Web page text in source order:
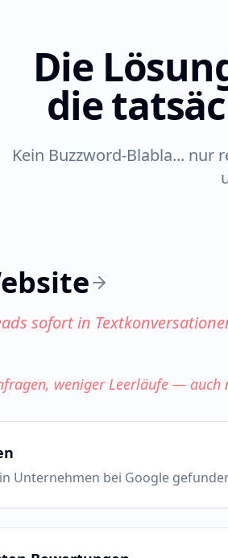
Die
die
Kein Buzzword-Blabla... nur
sofort in
weniger Leerläufe — auch
Unternehmen bei Google